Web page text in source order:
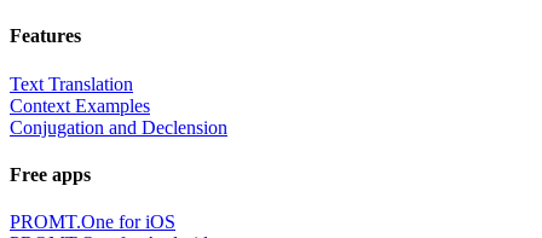
Features
Text Translation
Context Examples
Conjugation and Declension
Free apps
PROMT.One for iOS